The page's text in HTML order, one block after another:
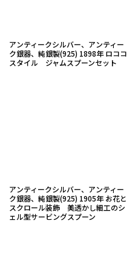
アンティークシルバー、アンティー
ク銀器、純銀製(925) 1898年 ロココ
スタイル ジャムスプーンセット
アンティークシルバー、アンティー
ク銀器、純銀製(925) 1905年 お花と
スクロール装飾 美透かし細工のシ
ェル型サービングスプーン